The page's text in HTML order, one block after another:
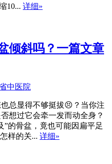
10... 详细»
倾斜吗？一篇文章
中医院
总显得不够挺拔😣？当你注
想过它会牵一发而动全身？
”的骨盆，竟也可能因扁平足
样的关... 详细»